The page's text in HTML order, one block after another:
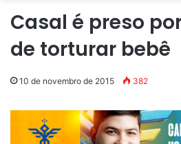
Casal é preso
de torturar bebê
10 de novembro de 2015 382